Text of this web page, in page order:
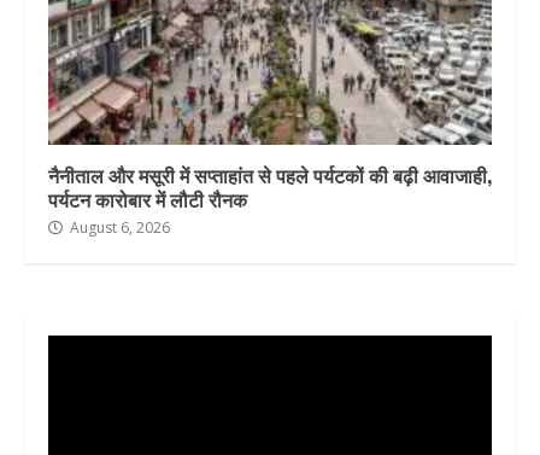
नैनीताल और मसूरी में सप्ताहांत से पहले पर्यटकों की बढ़ी आवाजाही,
पर्यटन कारोबार में लौटी रौनक
August 6, 2026